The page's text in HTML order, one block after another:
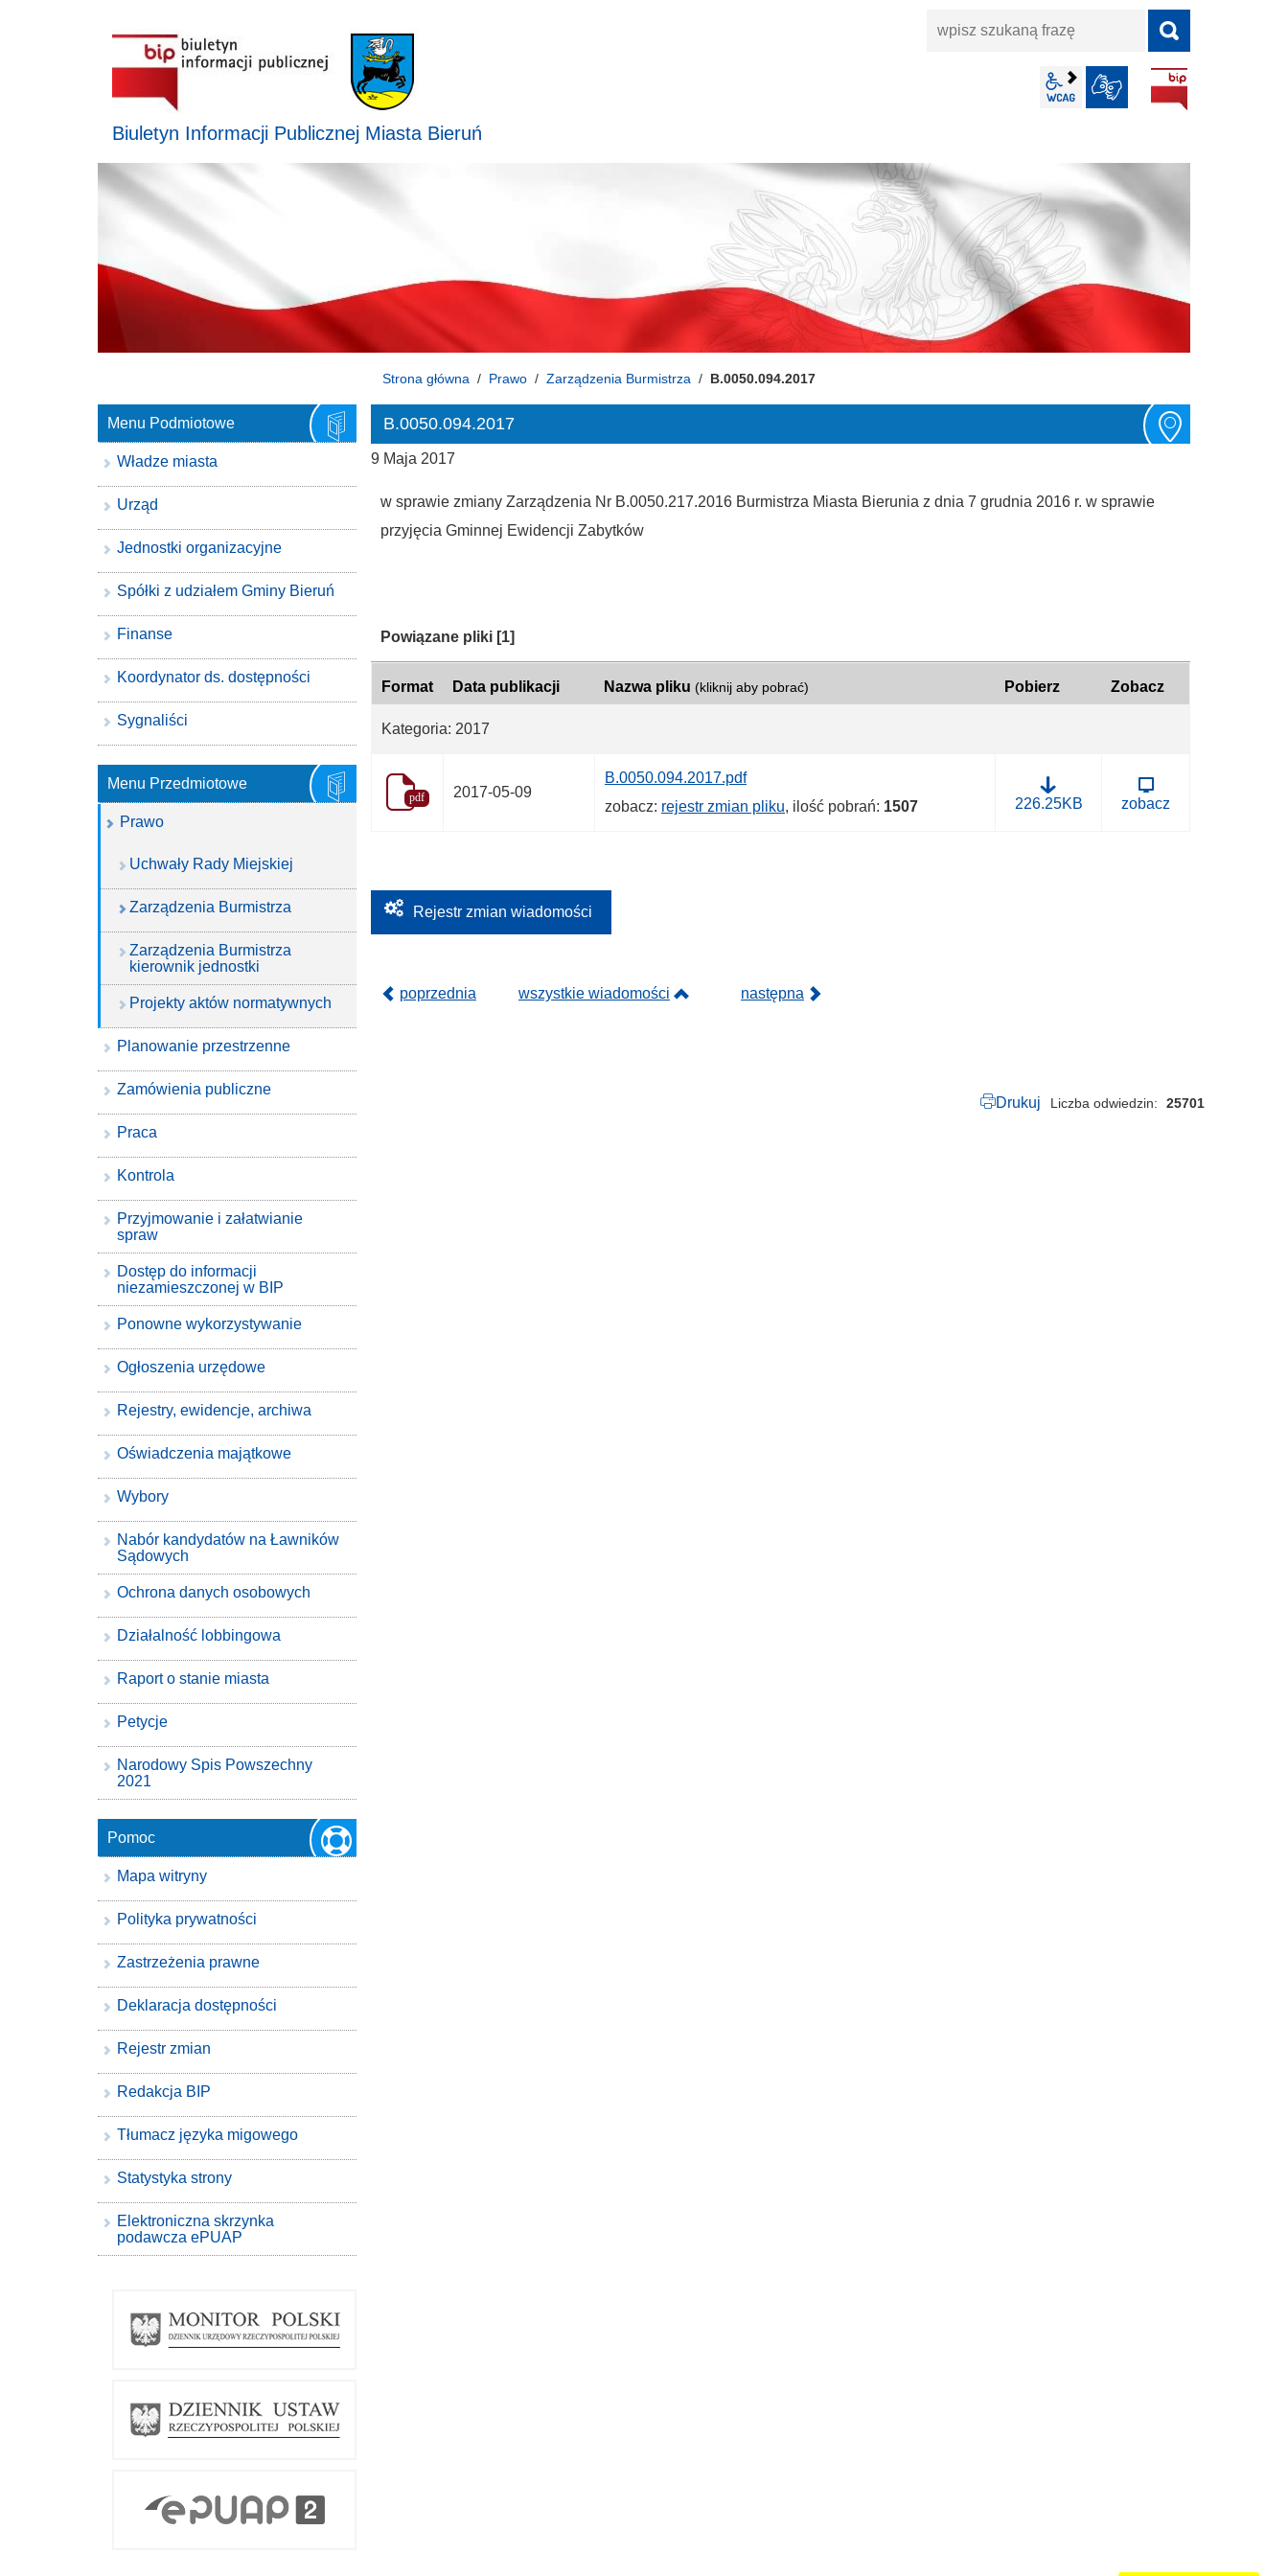
Biuletyn Informacji Publicznej Miasta Bieruń
wpisz
wcag2.1
Strona główna Prawo Zarządzenia Burmistrza B.0050.094.2017
B.0050.094.2017
9 Maja 2017
w sprawie zmiany Zarządzenia Nr B.0050.217.2016 Burmistrza Miasta Bierunia z dnia 7 grudnia 2016 r. w sprawie
przyjęcia Gminnej Ewidencji Zabytków
Kategoria:
Powiązane pliki [1]
Format Data publikacji Nazwa pliku (kliknij aby pobrać) Pobierz Zobacz
Kategoria: 2017
pdf 2017-05-09
B.0050.094.2017.pdf
zobacz: rejestr zmian pliku, ilość pobrań: 1507 226.25KB zobacz
Rejestr zmian wiadomości
poprzednia wszystkie wiadomości następna
Drukuj Liczba odwiedzin 25701
Menu Podmiotowe
Władze miasta
Urząd
Jednostki organizacyjne
Spółki z udziałem Gminy Bieruń
Finanse
Koordynator ds. dostępności
Sygnaliści
Menu Przedmiotowe
Prawo
Uchwały Rady Miejskiej
Zarządzenia Burmistrza
Zarządzenia Burmistrza
kierownik jednostki
Projekty aktów normatywnych
Planowanie przestrzenne
Zamówienia publiczne
Praca
Kontrola
Przyjmowanie i załatwianie
spraw
Dostęp do informacji
niezamieszczonej w BIP
Ponowne wykorzystywanie
Ogłoszenia urzędowe
Rejestry, ewidencje, archiwa
Oświadczenia majątkowe
Wybory
Nabór kandydatów na Ławników
Sądowych
Ochrona danych osobowych
Działalność lobbingowa
Raport o stanie miasta
Petycje
Narodowy Spis Powszechny
2021
Pomoc
Mapa witryny
Polityka prywatności
Zastrzeżenia prawne
Deklaracja dostępności
Rejestr zmian
Redakcja BIP
Tłumacz języka migowego
Statystyka strony
Elektroniczna skrzynka
podawcza ePUAP